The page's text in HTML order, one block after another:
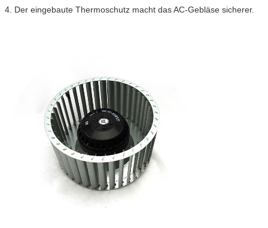
4. Der eingebaute Thermoschutz macht das AC-Gebläse sicherer.